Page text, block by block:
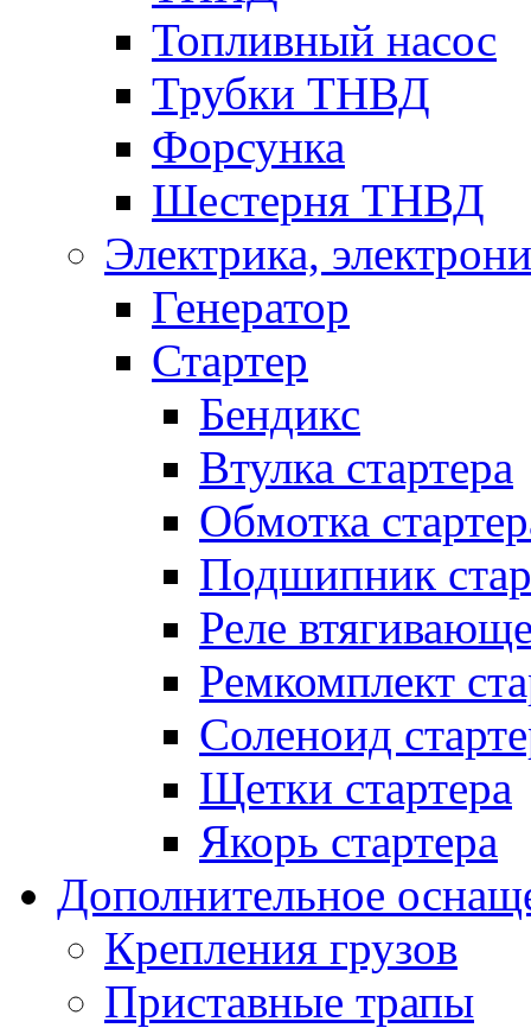
Топливный насос
Трубки ТНВД
Форсунка
Шестерня ТНВД
Электрика,
Генератор
Стартер
Бендикс
Втулка стартера
Обмотка
Подшипник
Реле
Ремкомплект
Соленоид
Щетки стартера
Якорь стартера
Дополнительное
Крепления грузов
Приставные трапы